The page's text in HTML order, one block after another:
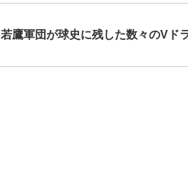
若鷹軍団が球史に残した数々のVド